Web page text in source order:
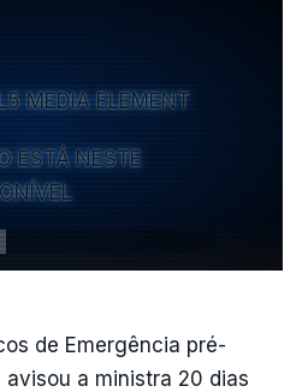
MEDIA ELEMENT
ESTÁ NESTE
de Emergência pré-
a ministra 20 dias